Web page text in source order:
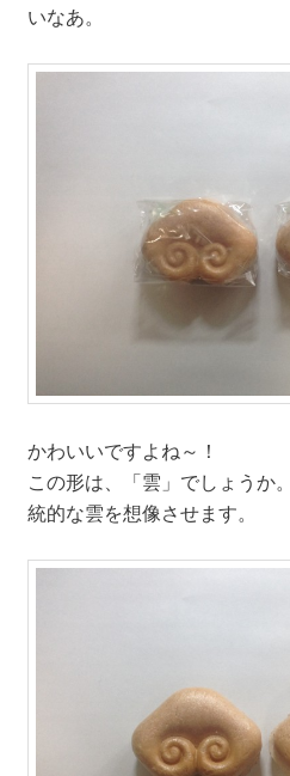
いなあ。
かわいいですよね～！
この形は、「雲」でしょうか
統的な雲を想像させます。